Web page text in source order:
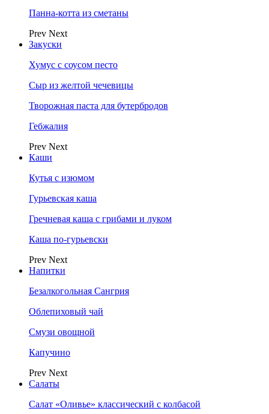
Панна-котта из сметаны
Prev Next
Закуски
Хумус с соусом песто
Сыр из желтой чечевицы
Творожная паста для бутербродов
Гебжалия
Prev Next
Каши
Кутья с изюмом
Гурьевская каша
Гречневая каша с грибами и луком
Каша по-гурьевски
Prev Next
Напитки
Безалкогольная Сангрия
Облепиховый чай
Смузи овощной
Капучино
Prev Next
Салаты
Салат «Оливье» классический с колбасой